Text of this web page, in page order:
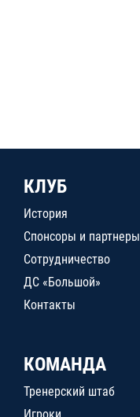
КЛУБ
История
Спонсоры и партнеры
Сотрудничество
ДС «Большой»
Контакты
КОМАНДА
Тренерский штаб